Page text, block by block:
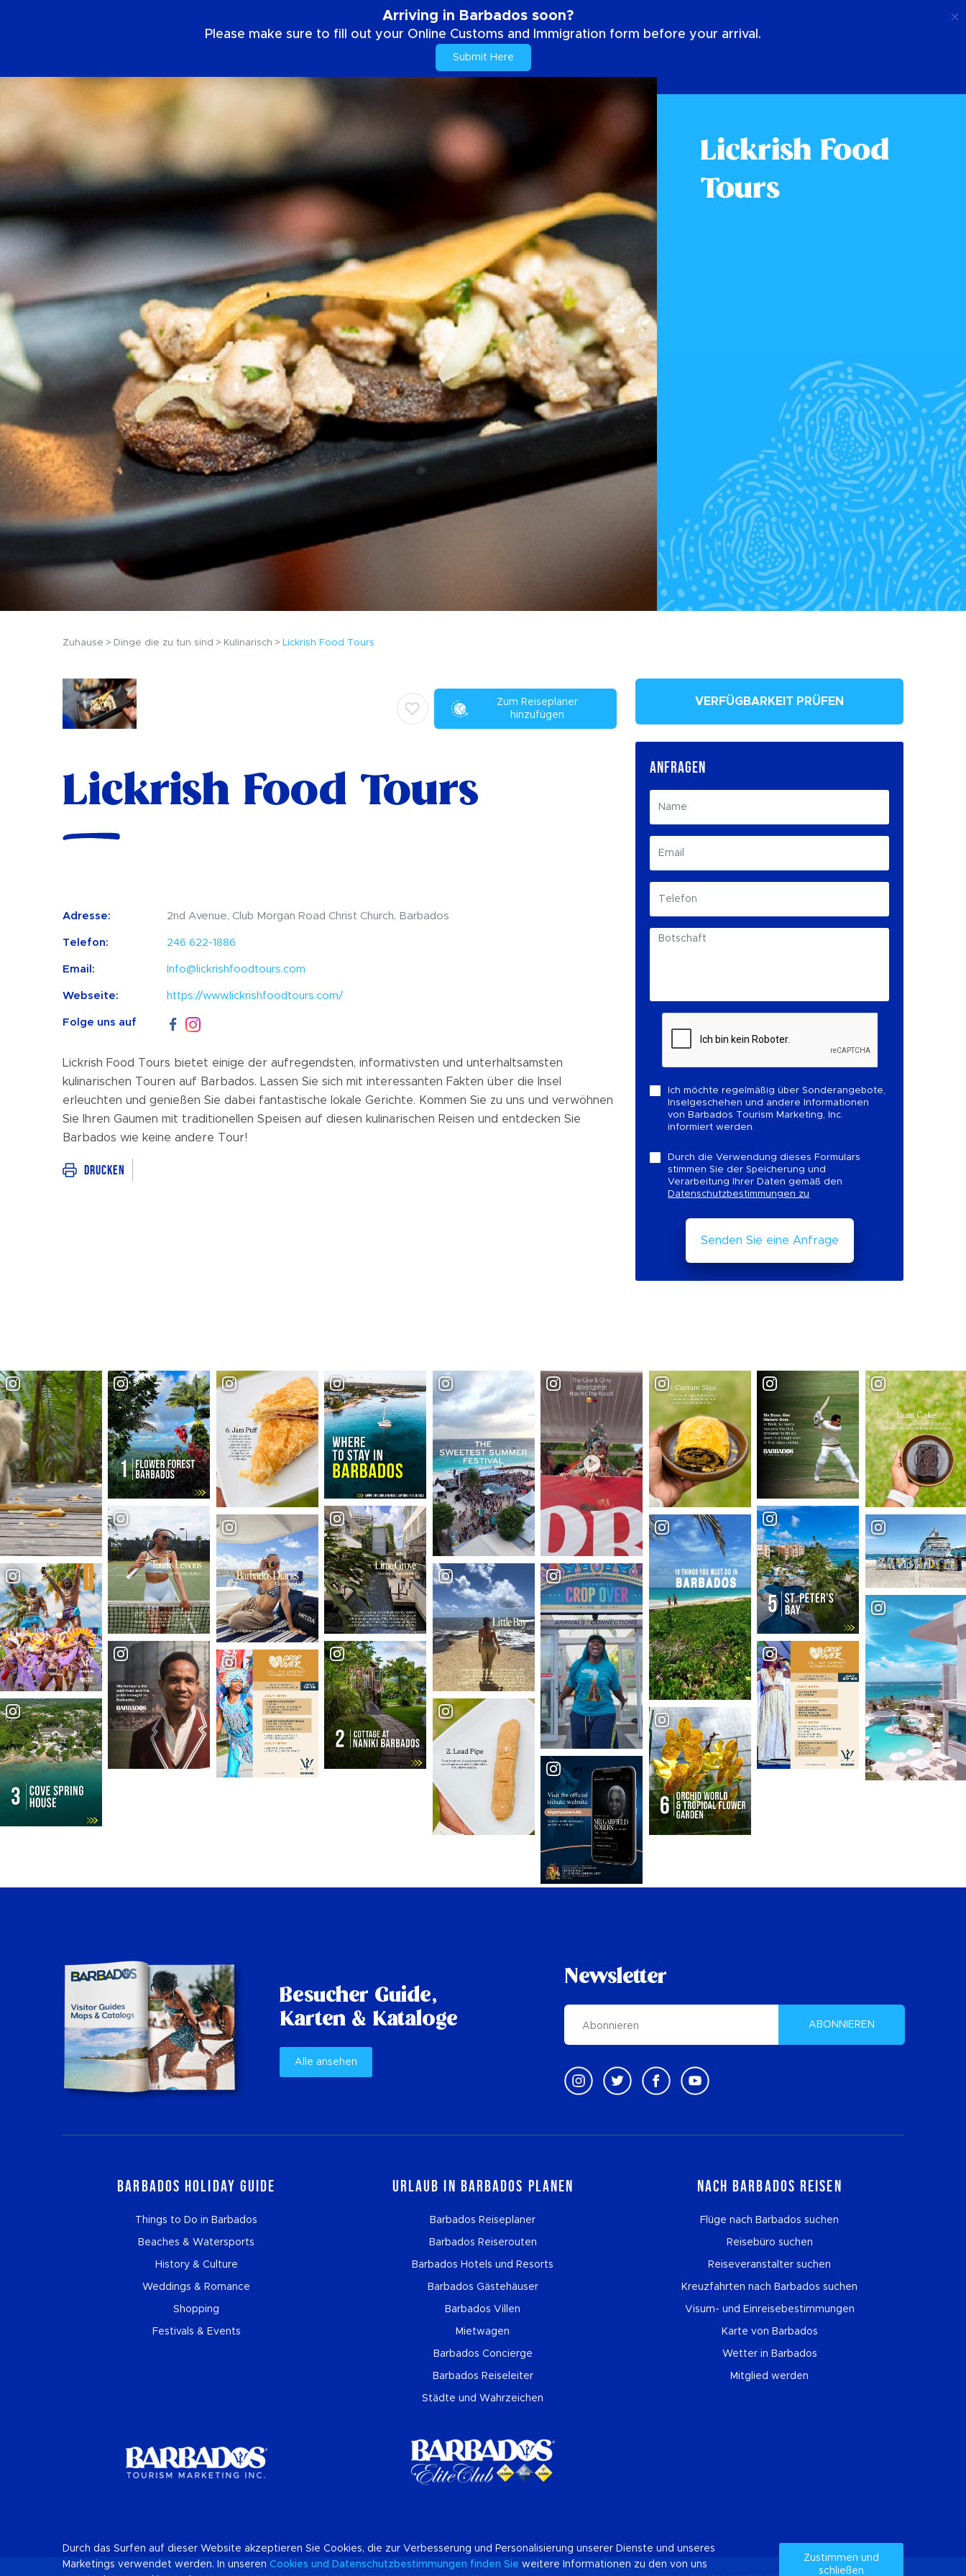
Arriving in Barbados soon?
Please make sure to fill out your Online Customs and Immigration form before your arrival.
Submit Here
Lickrish Food
Tours
Zuhause Dinge die zu tun sind Kulinarisch Lickrish Food Tours
Zum Reiseplaner
hinzufügen
Lickrish Food Tours
Adresse: 2nd Avenue, Club Morgan Road Christ Church, Barbados
Telefon: 246 622-1886
Email: Info@lickrishfoodtours.com
Webseite: https://www.lickrishfoodtours.com/
Folge uns auf
Lickrish Food Tours bietet einige der aufregendsten, informativsten und unterhaltsamsten
kulinarischen Touren auf Barbados. Lassen Sie sich mit interessanten Fakten über die Insel
erleuchten und genießen Sie dabei fantastische lokale Gerichte. Kommen Sie zu uns und verwöhnen
Sie Ihren Gaumen mit traditionellen Speisen auf diesen kulinarischen Reisen und entdecken Sie
Barbados wie keine andere Tour!
Drucken
VERFÜGBARKEIT PRÜFEN
ANFRAGEN
Ich möchte regelmäßig über Sonderangebote,
Inselgeschehen und andere Informationen
von Barbados Tourism Marketing, Inc.
informiert werden.
Durch die Verwendung dieses Formulars
stimmen Sie der Speicherung und
Verarbeitung Ihrer Daten gemäß den
Datenschutzbestimmungen zu
Besucher Guide,
Karten & Kataloge
Alle ansehen
Newsletter
ABONNIEREN
Barbados Holiday Guide
Things to Do in Barbados
Beaches & Watersports
History & Culture
Weddings & Romance
Shopping
Festivals & Events
Urlaub in Barbados planen
Barbados Reiseplaner
Barbados Reiserouten
Barbados Hotels und Resorts
Barbados Gästehäuser
Barbados Villen
Mietwagen
Barbados Concierge
Barbados Reiseleiter
Städte und Wahrzeichen
Nach Barbados reisen
Flüge nach Barbados suchen
Reisebüro suchen
Reiseveranstalter suchen
Kreuzfahrten nach Barbados suchen
Visum- und Einreisebestimmungen
Karte von Barbados
Wetter in Barbados
Mitglied werden
Durch das Surfen auf dieser Website akzeptieren Sie Cookies, die zur Verbesserung und Personalisierung unserer Dienste und unseres
Marketings verwendet werden. In unseren Cookies und Datenschutzbestimmungen finden Sie weitere Informationen zu den von uns
Zustimmen und
schließen